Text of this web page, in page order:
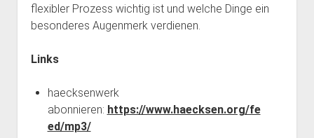
flexibler Prozess wichtig ist und welche Dinge ein
besonderes Augenmerk verdienen.
Links
haecksenwerk
abonnieren: https://www.haecksen.org/fe
ed/mp3/